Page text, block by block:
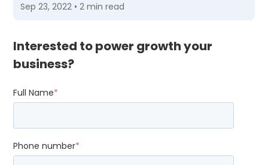
Sep 23, 2022 • 2 min read
Interested to power growth your
business?
Full Name*
Phone number*